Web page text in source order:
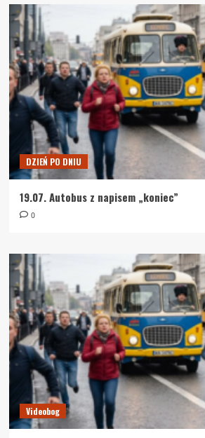
DZIEŃ PO DNIU
19.07. Autobus z napisem „koniec”
0
Videobog